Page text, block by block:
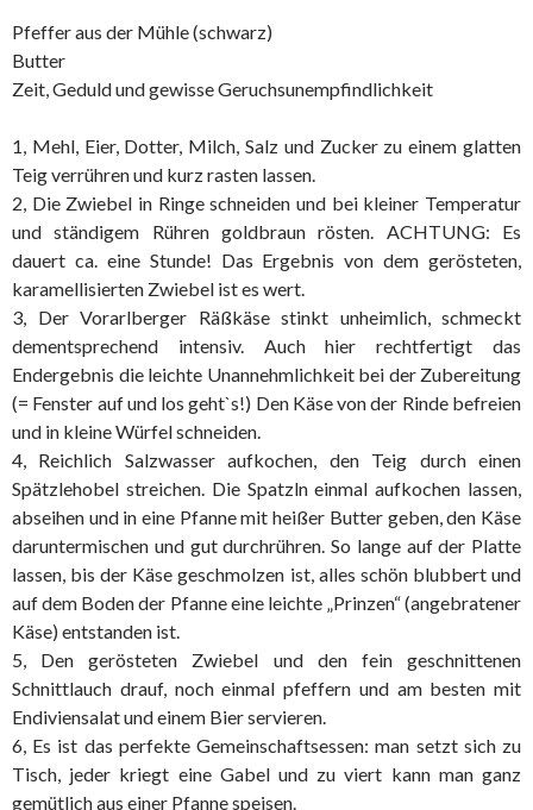
Pfeffer aus der Mühle (schwarz)
Butter
Zeit, Geduld und gewisse Geruchsunempfindlichkeit
1, Mehl, Eier, Dotter, Milch, Salz und Zucker zu einem glatten
Teig verrühren und kurz rasten lassen.
2, Die Zwiebel in Ringe schneiden und bei kleiner Temperatur
und ständigem Rühren goldbraun rösten. ACHTUNG: Es
dauert ca. eine Stunde! Das Ergebnis von dem gerösteten,
karamellisierten Zwiebel ist es wert.
3, Der Vorarlberger Räßkäse stinkt unheimlich, schmeckt
dementsprechend intensiv. Auch hier rechtfertigt das
Endergebnis die leichte Unannehmlichkeit bei der Zubereitung
(= Fenster auf und los geht`s!) Den Käse von der Rinde befreien
und in kleine Würfel schneiden.
4, Reichlich Salzwasser aufkochen, den Teig durch einen
Spätzlehobel streichen. Die Spatzln einmal aufkochen lassen,
abseihen und in eine Pfanne mit heißer Butter geben, den Käse
daruntermischen und gut durchrühren. So lange auf der Platte
lassen, bis der Käse geschmolzen ist, alles schön blubbert und
auf dem Boden der Pfanne eine leichte „Prinzen“ (angebratener
Käse) entstanden ist.
5, Den gerösteten Zwiebel und den fein geschnittenen
Schnittlauch drauf, noch einmal pfeffern und am besten mit
Endiviensalat und einem Bier servieren.
6, Es ist das perfekte Gemeinschaftsessen: man setzt sich zu
Tisch, jeder kriegt eine Gabel und zu viert kann man ganz
gemütlich aus einer Pfanne speisen.